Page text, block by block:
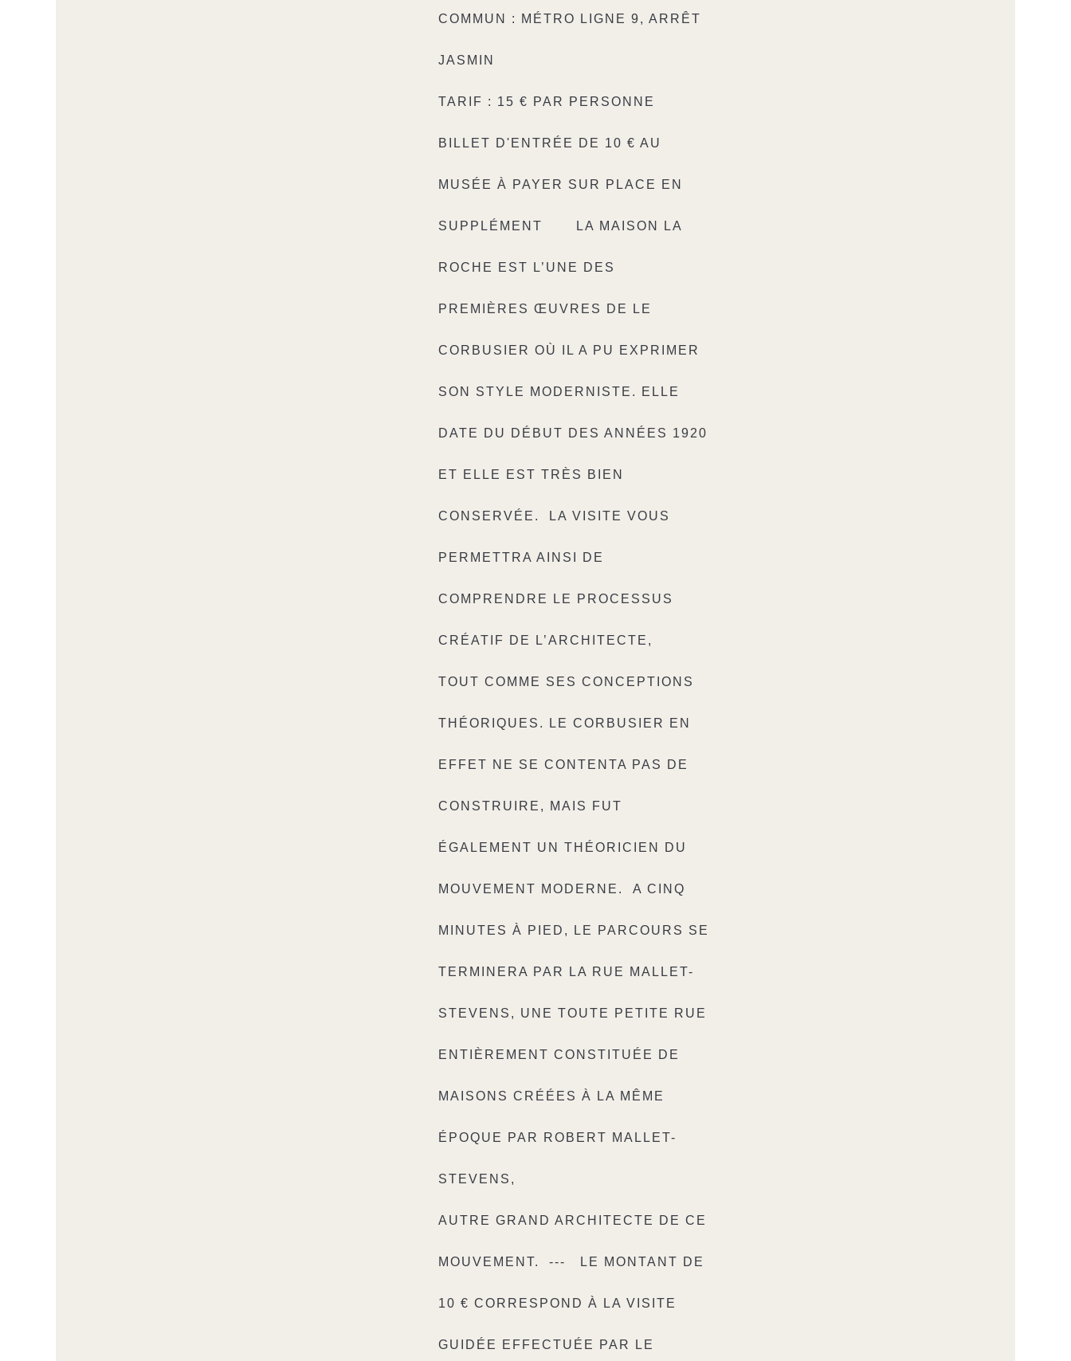
COMMUN : MÉTRO LIGNE 9, ARRÊT
JASMIN
TARIF : 15 € PAR PERSONNE
BILLET D'ENTRÉE DE 10 € AU
MUSÉE À PAYER SUR PLACE EN
SUPPLÉMENT LA MAISON LA
ROCHE EST L’UNE DES
PREMIÈRES ŒUVRES DE LE
CORBUSIER OÙ IL A PU EXPRIMER
SON STYLE MODERNISTE. ELLE
DATE DU DÉBUT DES ANNÉES 1920
ET ELLE EST TRÈS BIEN
CONSERVÉE. LA VISITE VOUS
PERMETTRA AINSI DE
COMPRENDRE LE PROCESSUS
CRÉATIF DE L’ARCHITECTE,
TOUT COMME SES CONCEPTIONS
THÉORIQUES. LE CORBUSIER EN
EFFET NE SE CONTENTA PAS DE
CONSTRUIRE, MAIS FUT
ÉGALEMENT UN THÉORICIEN DU
MOUVEMENT MODERNE. A CINQ
MINUTES À PIED, LE PARCOURS SE
TERMINERA PAR LA RUE MALLET-
STEVENS, UNE TOUTE PETITE RUE
ENTIÈREMENT CONSTITUÉE DE
MAISONS CRÉÉES À LA MÊME
ÉPOQUE PAR ROBERT MALLET-
STEVENS,
AUTRE GRAND ARCHITECTE DE CE
MOUVEMENT. --- LE MONTANT DE
10 € CORRESPOND À LA VISITE
GUIDÉE EFFECTUÉE PAR LE